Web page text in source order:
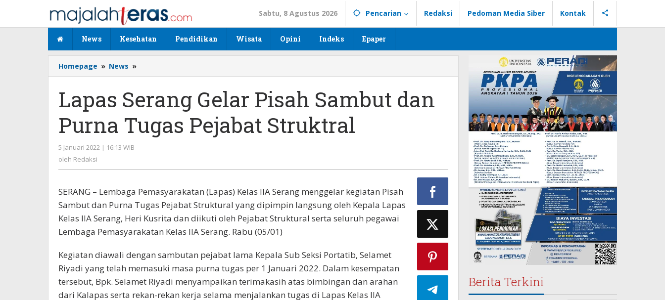
konten
Sabtu, 8 Agustus 2026 Pencarian Redaksi Pedoman Media Siber Kontak
News Kesehatan Pendidikan Wisata Opini Indeks Epaper
Homepage » News »
Serang
Pisah
Sambut
Purna
Tugas
Lapas Serang Gelar Pisah Sambut dan
Purna Tugas Pejabat Struktral
5 Januari 2022 | 16:13 WIB
oleh Redaksi
SERANG – Lembaga Pemasyarakatan (Lapas) Kelas IIA Serang menggelar kegiatan Pisah
Sambut dan Purna Tugas Pejabat Struktural yang dipimpin langsung oleh Kepala Lapas
Kelas IIA Serang, Heri Kusrita dan diikuti oleh Pejabat Struktural serta seluruh pegawai
Lembaga Pemasyarakatan Kelas IIA Serang. Rabu (05/01)
Kegiatan diawali dengan sambutan pejabat lama Kepala Sub Seksi Portatib, Selamet
Riyadi yang telah memasuki masa purna tugas per 1 Januari 2022. Dalam kesempatan
tersebut, Bpk. Selamet Riyadi menyampaikan terimakasih atas bimbingan dan arahan
dari Kalapas serta rekan-rekan kerja selama menjalankan tugas di Lapas Kelas IIA
Berita Terkini